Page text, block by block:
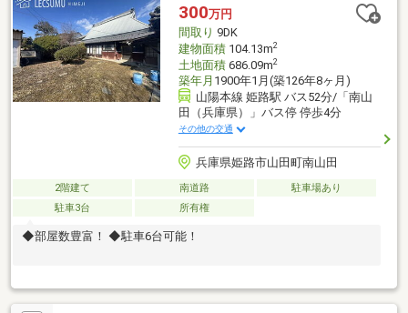
300万円
間取り 9DK
建物面積104.13m2
土地面積686.09m2
築年月 1900年1月(築126年8ヶ月)
山陽本線 姫路駅 バス52分/「南山
田（兵庫県）」バス停 停歩4分
その他の交通
兵庫県姫路市山田町南山田
2階建て 南道路
駐車場あり
駐車3台
所有権
◆部屋数豊富！ ◆駐車6台可能！